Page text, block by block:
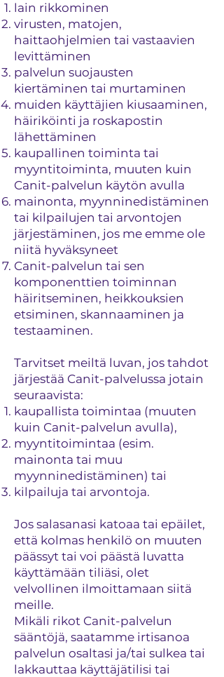
lain rikkominen
virusten, matojen,
haittaohjelmien tai vastaavien
levittäminen
palvelun suojausten
kiertäminen tai murtaminen
muiden käyttäjien kiusaaminen,
häiriköinti ja roskapostin
lähettäminen
kaupallinen toiminta tai
myyntitoiminta, muuten kuin
Canit-palvelun käytön avulla
mainonta, myynninedistäminen
tai kilpailujen tai arvontojen
järjestäminen, jos me emme ole
niitä hyväksyneet
Canit-palvelun tai sen
komponenttien toiminnan
häiritseminen, heikkouksien
etsiminen, skannaaminen ja
testaaminen.
Tarvitset meiltä luvan, jos tahdot
järjestää Canit-palvelussa jotain
seuraavista:
kaupallista toimintaa (muuten
kuin Canit-palvelun avulla),
myyntitoimintaa (esim.
mainonta tai muu
myynninedistäminen) tai
kilpailuja tai arvontoja.
Jos salasanasi katoaa tai epäilet,
että kolmas henkilö on muuten
päässyt tai voi päästä luvatta
käyttämään tiliäsi, olet
velvollinen ilmoittamaan siitä
meille.
Mikäli rikot Canit-palvelun
sääntöjä, saatamme irtisanoa
palvelun osaltasi ja/tai sulkea tai
lakkauttaa käyttäjätilisi tai